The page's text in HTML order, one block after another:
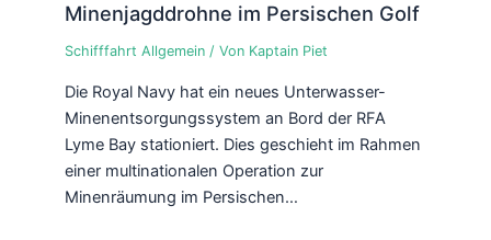
Minenjagddrohne im Persischen Golf
Schifffahrt Allgemein/ Von Kaptain Piet
Die Royal Navy hat ein neues Unterwasser-
Minenentsorgungssystem an Bord der RFA
Lyme Bay stationiert. Dies geschieht im Rahmen
einer multinationalen Operation zur
Minenräumung im Persischen…